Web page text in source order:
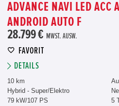
ADVANCE NAVI LED ACC
ANDROID AUTO F
28.799 € MWST. AUSW.
FAVORIT
DETAILS
10 km
Hybrid - Super/Elektro
79 kW/107 PS
5